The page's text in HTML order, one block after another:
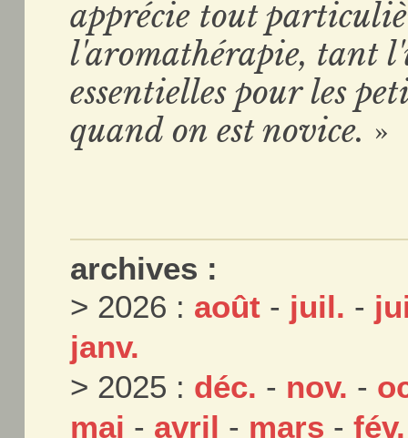
apprécie tout
l'aromathérapie, tant
essentielles pour les
quand on est novice. »
archives :
> 2026 : août - juil. -
janv.
> 2025 : déc. - nov. -
mai - avril - mars -fév.